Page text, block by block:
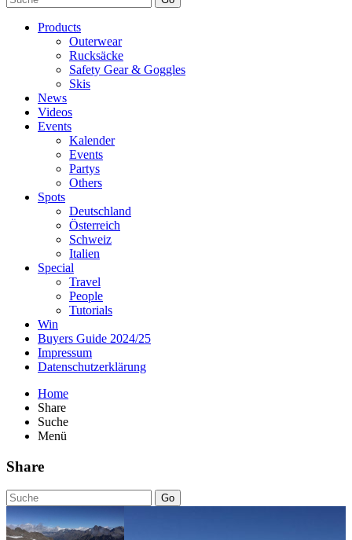
Products
Outerwear
Rucksäcke
Safety Gear & Goggles
Skis
News
Videos
Events
Kalender
Events
Partys
Others
Spots
Deutschland
Österreich
Schweiz
Italien
Special
Travel
People
Tutorials
Win
Buyers Guide 2024/25
Impressum
Datenschutzerklärung
Home
Share
Suche
Menü
Share
Go